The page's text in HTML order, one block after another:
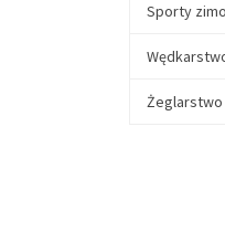
Sporty
Żeglarstwo